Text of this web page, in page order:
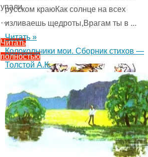
упали
…
Читать
полностью
"Рассказы
картинках
—
Хармс
Д.И.
русском краюКак солнце на всех
изливаешь щедроты,Врагам ты в ...
Читать »
Колокольчики мои. Сборник стихов —
Толстой А.К.